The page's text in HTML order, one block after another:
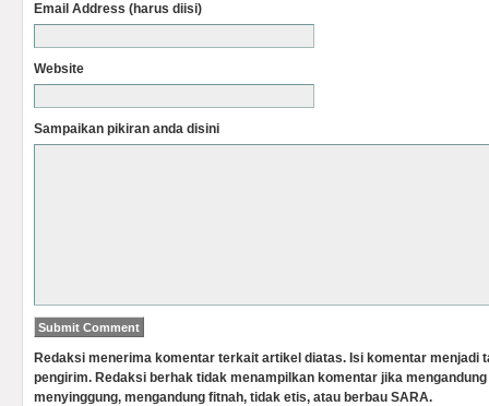
Email Address (harus diisi)
Website
Sampaikan pikiran anda disini
Redaksi menerima komentar terkait artikel diatas. Isi komentar menjadi
pengirim. Redaksi berhak tidak menampilkan komentar jika
menyinggung, mengandung fitnah, tidak etis, atau berbau SARA.